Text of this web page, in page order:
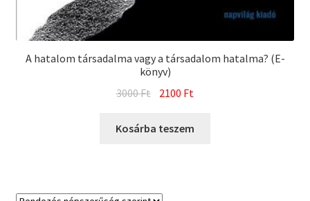
A hatalom társadalma vagy a társadalom hatalma? (E-
könyv)
3000Ft Original
was:
2100 Ft
is:
Kosárba teszem